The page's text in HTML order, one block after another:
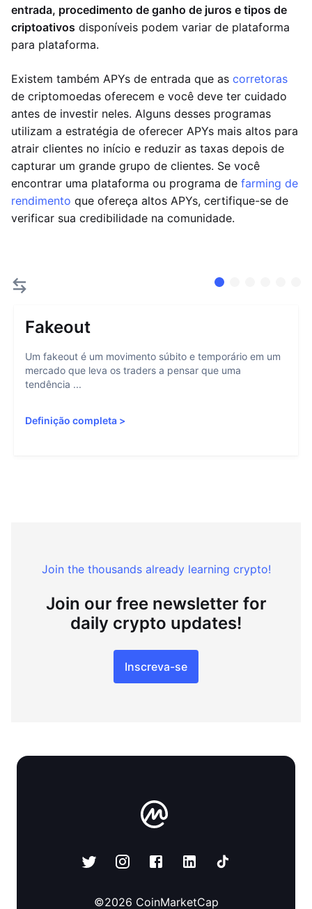
entrada, procedimento de ganho de juros e tipos de
criptoativos disponíveis podem variar de plataforma
para plataforma.
Existem também APYs de entrada que as corretoras
de criptomoedas oferecem e você deve ter cuidado
antes de investir neles. Alguns desses programas
utilizam a estratégia de oferecer APYs mais altos para
atrair clientes no início e reduzir as taxas depois de
capturar um grande grupo de clientes. Se você
encontrar uma plataforma ou programa de farming de
rendimento que ofereça altos APYs, certifique-se de
verificar sua credibilidade na comunidade.
Fakeout
Um fakeout é um movimento súbito e temporário em um
mercado que leva os traders a pensar que uma
tendência ...
Definição completa >
Join the thousands already learning crypto!
Join our free newsletter for
daily crypto updates!
Inscreva-se
©2026 CoinMarketCap